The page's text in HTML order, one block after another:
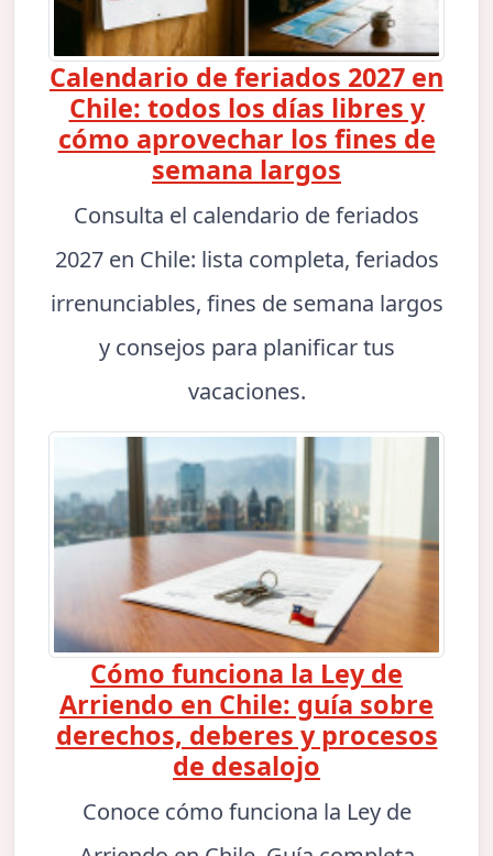
Calendario de feriados 2027 en
Chile: todos los días libres y
cómo aprovechar los fines de
semana largos
Consulta el calendario de feriados
2027 en Chile: lista completa, feriados
irrenunciables, fines de semana largos
y consejos para planificar tus
vacaciones.
Cómo funciona la Ley de
Arriendo en Chile: guía sobre
derechos, deberes y procesos
de desalojo
Conoce cómo funciona la Ley de